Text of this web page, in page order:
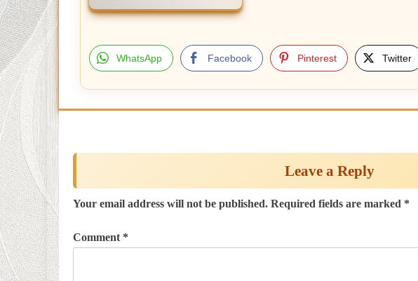
WhatsApp Facebook Pinterest Twitter
Post
Leave a Reply
Your email address will not be published. Required fields are marked *
Comment *